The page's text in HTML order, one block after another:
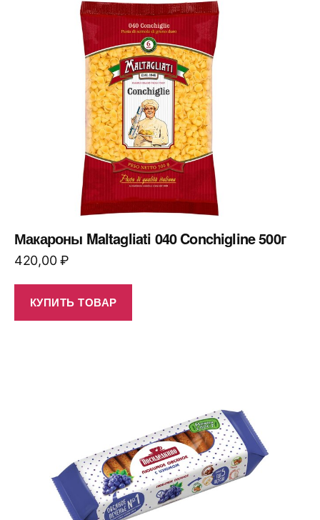
Макароны Maltagliati 040 Conchigline 500г
420,00₽
КУПИТЬ ТОВАР